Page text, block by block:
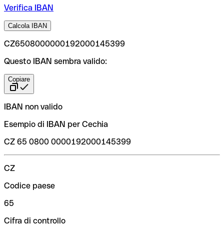
Verifica IBAN
Calcola IBAN
CZ6508000000192000145399
Questo IBAN sembra valido:
Copiare
IBAN non valido
Esempio di IBAN per Cechia
CZ 65 0800 0000192000145399
CZ
Codice paese
65
Cifra di controllo